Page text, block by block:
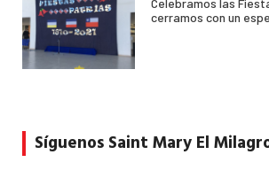
Celebramos las
cerramos con un
Síguenos Saint Mary El